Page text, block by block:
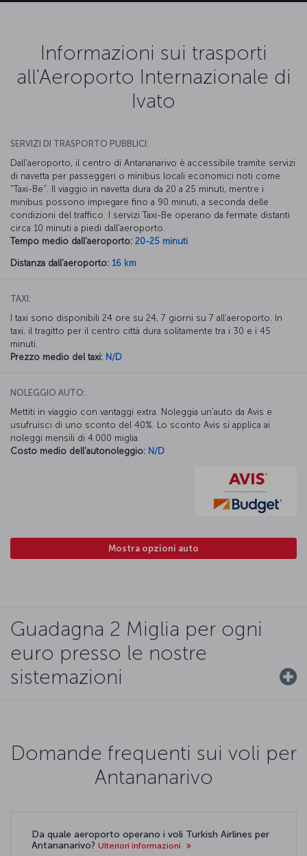
Informazioni sui trasporti
all'Aeroporto Internazionale di
Ivato
SERVIZI DI TRASPORTO PUBBLICI:
Dall'aeroporto, il centro di Antananarivo è accessibile tramite servizi
di navetta per passeggeri o minibus locali economici noti come
"Taxi-Be". Il viaggio in navetta dura da 20 a 25 minuti, mentre i
minibus possono impiegare fino a 90 minuti, a seconda delle
condizioni del traffico. I servizi Taxi-Be operano da fermate distanti
circa 10 minuti a piedi dall'aeroporto.
Tempo medio dall'aeroporto: 20-25 minuti
Distanza dall'aeroporto: 16 km
TAXI:
I taxi sono disponibili 24 ore su 24, 7 giorni su 7 all'aeroporto. In
taxi, il tragitto per il centro città dura solitamente tra i 30 e i 45
minuti.
Prezzo medio del taxi: N/D
NOLEGGIO AUTO:
Mettiti in viaggio con vantaggi extra. Noleggia un'auto da Avis e
usufruisci di uno sconto del 40%. Lo sconto Avis si applica ai
noleggi mensili di 4.000 miglia.
Costo medio dell'autonoleggio: N/D
Mostra opzioni auto
Guadagna 2 Miglia per ogni
euro presso le nostre
sistemazioni
Domande frequenti sui voli per
Antananarivo
Da quale aeroporto operano i voli Turkish Airlines per
Antananarivo? Ulteriori informazioni